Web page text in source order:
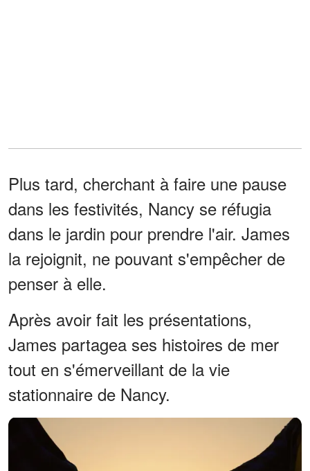
Plus tard, cherchant à faire une pause
dans les festivités, Nancy se réfugia
dans le jardin pour prendre l'air. James
la rejoignit, ne pouvant s'empêcher de
penser à elle.
Après avoir fait les présentations,
James partagea ses histoires de mer
tout en s'émerveillant de la vie
stationnaire de Nancy.